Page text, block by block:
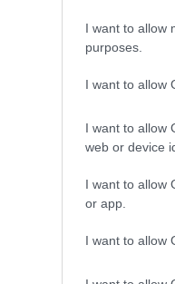
I want to allow
purposes.
I want to allow
I want to allow
web or device
I want to allow
or app.
I want to allow